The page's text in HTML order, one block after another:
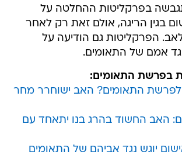
בפרקליטות ההחלטה על
בגין הריגה, אולם זאת רק לאחר
הפרקליטות גם הודיעה על
אמם של התאומים.
בפרשת התאומים:
לפרשת התאומים? האב ישוחרר מחר
האב החשוד בהרג בנו יתאחד עם
יוגש נגד אביהם של התאומים